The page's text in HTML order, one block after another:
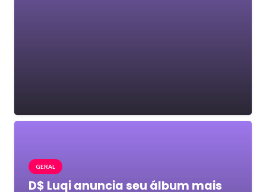
GERAL
D$ Luqi anuncia seu álbum mais